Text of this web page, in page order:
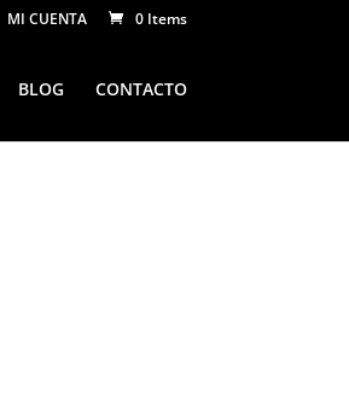
MI CUENTA 0 Items
BLOG CONTACTO